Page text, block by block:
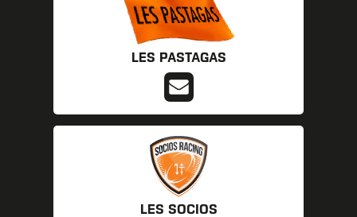
LES PASTAGAS
LES SOCIOS